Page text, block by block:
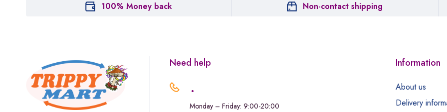
100% Money back Non-contact shipping
Need help
.
Monday – Friday: 9:00-20:00
Information
About us
Delivery